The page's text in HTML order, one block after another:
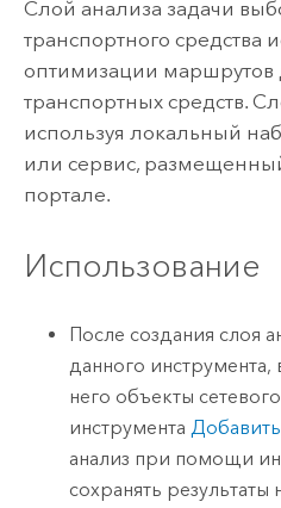
Слой анализа задачи
транспортного средства
оптимизации маршрутов
транспортных средств.
используя локальный
или сервис,
портале.
Использование
После создания слоя
данного
него объекты
инструмента
анализ при помощи
сохранять